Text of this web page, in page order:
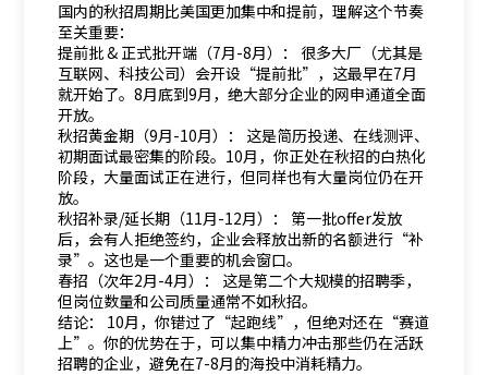
国内的秋招周期比美国更加集中和提前，理解这个节奏
至关重要：
提前批 & 正式批开端（7月-8月）： 很多大厂（尤其是
互联网、科技公司）会开设“提前批”，这最早在7月
就开始了。8月底到9月，绝大部分企业的网申通道全面
开放。
秋招黄金期（9月-10月）： 这是简历投递、在线测评、
初期面试最密集的阶段。10月，你正处在秋招的白热化
阶段，大量面试正在进行，但同样也有大量岗位仍在开
放。
秋招补录/延长期（11月-12月）： 第一批offer发放
后，会有人拒绝签约，企业会释放出新的名额进行“补
录”。这也是一个重要的机会窗口。
春招（次年2月-4月）： 这是第二个大规模的招聘季，
但岗位数量和公司质量通常不如秋招。
结论： 10月，你错过了“起跑线”，但绝对还在“赛道
上”。你的优势在于，可以集中精力冲击那些仍在活跃
招聘的企业，避免在7-8月的海投中消耗精力。